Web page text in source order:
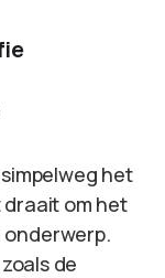
het
draait om het
onderwerp.
de